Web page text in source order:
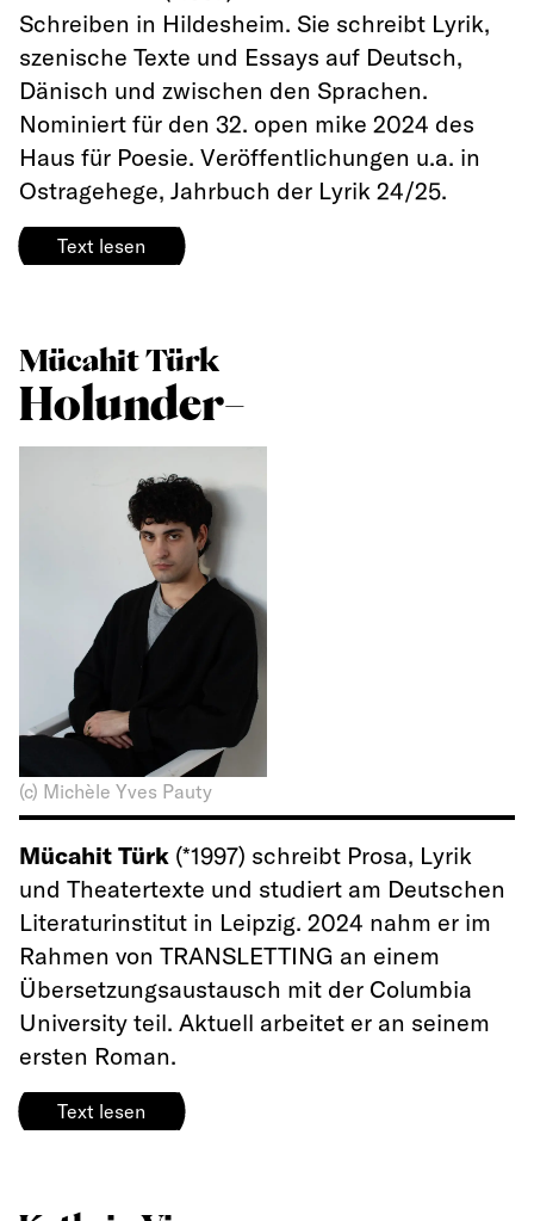
Schreiben in Hildesheim. Sie schreibt Lyrik,
szenische Texte und Essays auf Deutsch,
Dänisch und zwischen den Sprachen.
Nominiert für den 32. open mike 2024 des
Haus für Poesie. Veröffentlichungen u.a. in
Ostragehege, Jahrbuch der Lyrik 24/25.
Text lesen
Mücahit Türk
Holunder–
(c) Michèle Yves Pauty
Mücahit Türk (*1997) schreibt Prosa, Lyrik
und Theatertexte und studiert am Deutschen
Literaturinstitut in Leipzig. 2024 nahm er im
Rahmen von TRANSLETTING an einem
Übersetzungsaustausch mit der Columbia
University teil. Aktuell arbeitet er an seinem
ersten Roman.
Text lesen